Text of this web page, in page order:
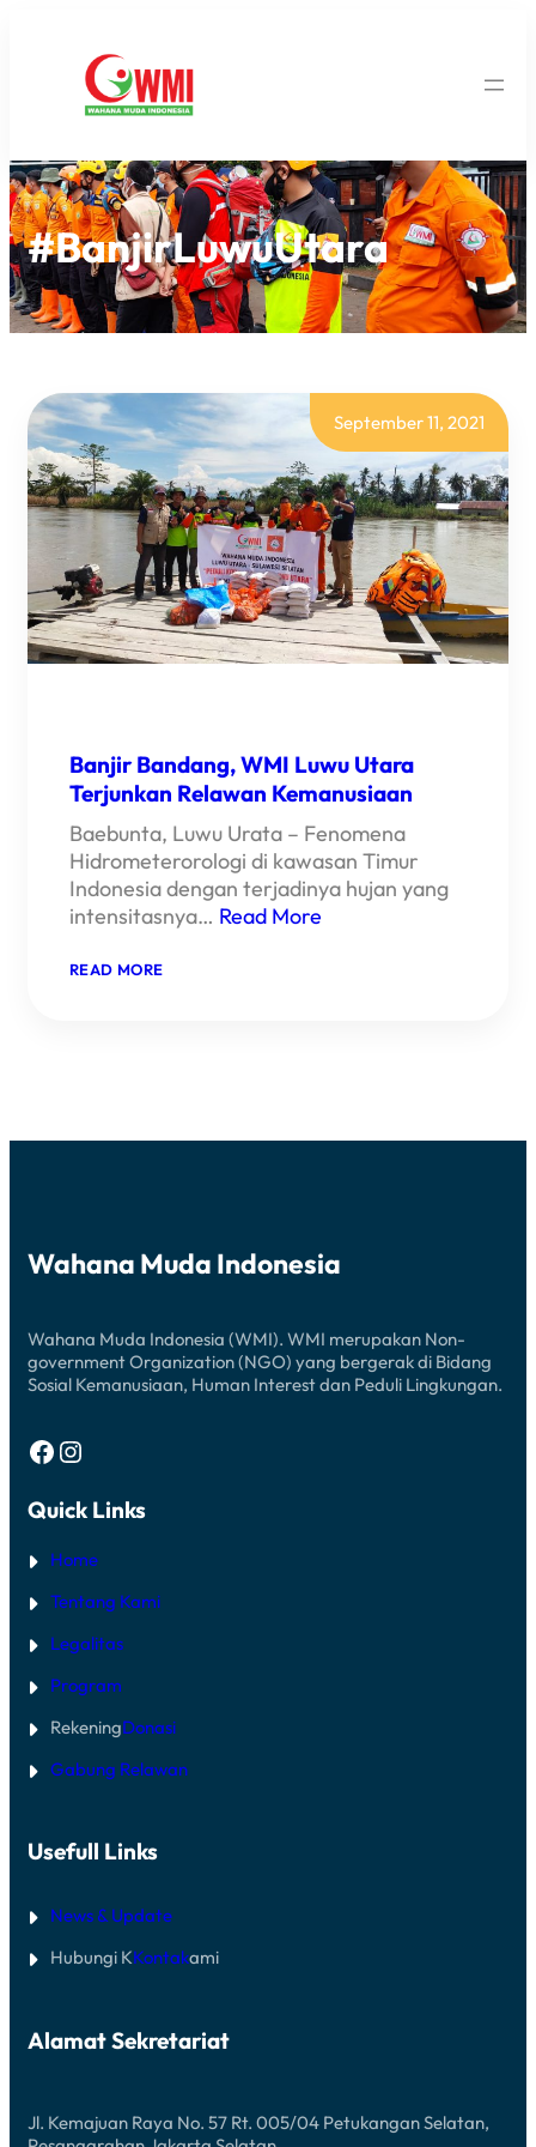
#BanjirLuwuUtara
September 11, 2021
Banjir Bandang, WMI Luwu Utara
Terjunkan Relawan Kemanusiaan
Baebunta, Luwu Urata – Fenomena
Hidrometerorologi di kawasan Timur
Indonesia dengan terjadinya hujan yang
intensitasnya… Read More
READ MORE:
Wahana Muda Indonesia
Wahana Muda Indonesia (WMI). WMI merupakan Non-
government Organization (NGO) yang bergerak di Bidang
Sosial Kemanusiaan, Human Interest dan Peduli Lingkungan.
Facebook Instagram
Quick Links
Home
Tentang Kami
Legalitas
Program
RekeningDonasi
Gabung Relawan
Usefull Links
News & Update
Hubungi KKontakami
Alamat Sekretariat
Jl. Kemajuan Raya No. 57 Rt. 005/04 Petukangan Selatan,